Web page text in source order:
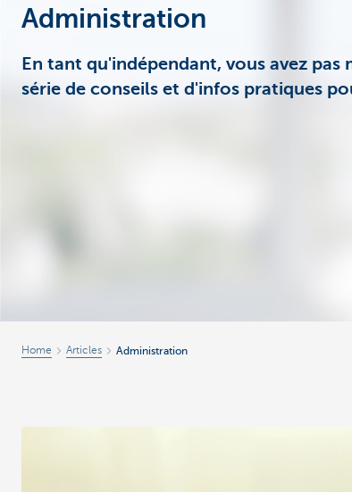
Administration
En tant qu'indépendant, vous avez
série de conseils et d'infos pratiques
Home Articles Administration